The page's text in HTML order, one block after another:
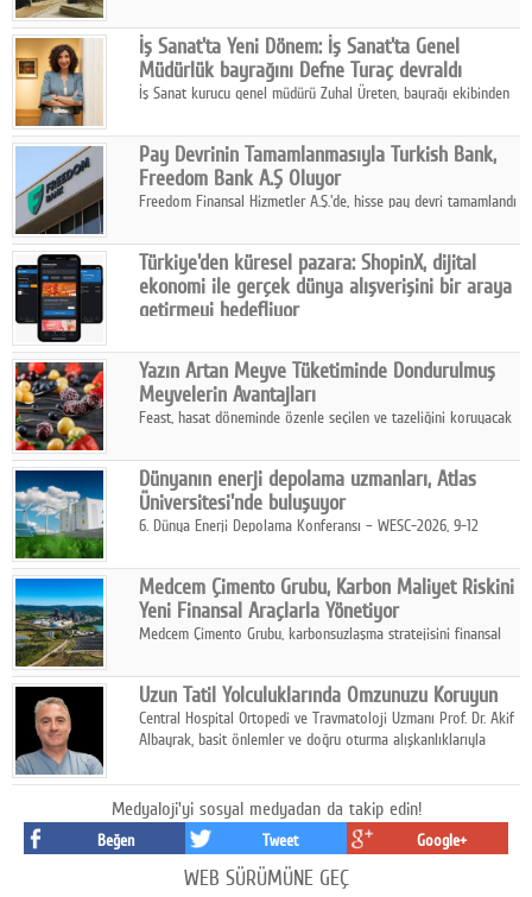
katmanlı bir aile hikâyesi anlatıyor.
İş Sanat'ta Yeni Dönem: İş Sanat'ta Genel
Müdürlük bayrağını Defne Turaç devraldı
İş Sanat kurucu genel müdürü Zuhal Üreten, bayrağı ekibinden
Pay Devrinin Tamamlanmasıyla Turkish Bank,
Freedom Bank A.Ş Oluyor
Freedom Finansal Hizmetler A.Ş.'de, hisse pay devri tamamlandı
Turkish Bank'ın ticaret unvanının “Freedom Bank A.Ş.” olmasına
karar verildi.
Türkiye'den küresel pazara: ShopinX, dijital
ekonomi ile gerçek dünya alışverişini bir araya
getirmeyi hedefliyor
ekonomi ile gerçek dünya alışveriş deneyimi arasında köprü
kurmayı hedefleyen vizyonuyla uluslararası pazarlara açılıyor.
Yazın Artan Meyve Tüketiminde Dondurulmuş
Meyvelerin Avantajları
Feast, hasat döneminde özenle seçilen ve tazeliğini koruyacak
pratik, güvenilir ve lezzetli bir alternatif sunuyor.
Dünyanın enerji depolama uzmanları, Atlas
Üniversitesi'nde buluşuyor
6. Dünya Enerji Depolama Konferansı – WESC-2026, 9-12
sahipliğinde gerçekleştirilecek.
Medcem Çimento Grubu, Karbon Maliyet Riskini
Yeni Finansal Araçlarla Yönetiyor
Medcem Çimento Grubu, karbonsuzlaşma stratejisini finansal
Uzun Tatil Yolculuklarında Omzunuzu Koruyun
Central Hospital Ortopedi ve Travmatoloji Uzmanı Prof. Dr. Akif
Albayrak, basit önlemler ve doğru oturma alışkanlıklarıyla
Medyaloji'yi sosyal medyadan da takip edin!
Beğen Tweet Google+
WEB SÜRÜMÜNE GEÇ